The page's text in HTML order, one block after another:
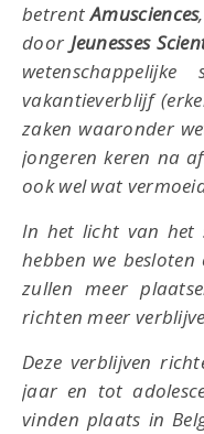
betrentAmusciences,
door Jeunesses
vakantieverblijf
zaken waaronder
jongeren keren na
ook wel wat
In het licht van het
hebben we
zullen meer
richten meer
Deze verblijven
jaar en tot
vinden plaats in